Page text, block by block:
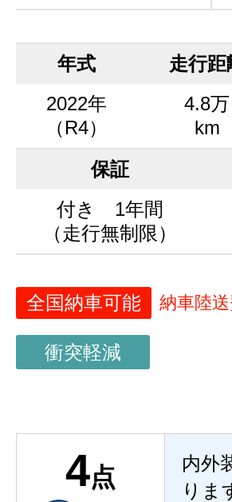
年式 走行距
2022年
（R4）
4.8万
km
保証
付き 1年間
（走行無制限）
全国納車可能 納車陸
衝突軽減
4点
内外
りま